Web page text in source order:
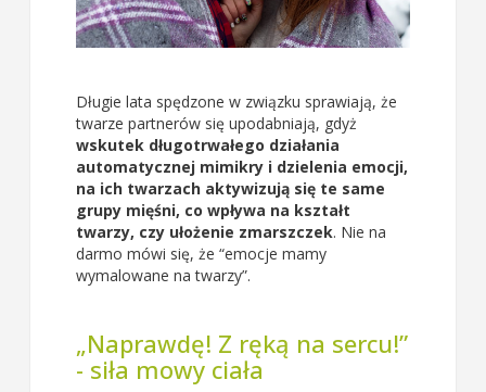
Długie lata spędzone w związku sprawiają, że
twarze partnerów się upodabniają, gdyż
wskutek długotrwałego działania
automatycznej mimikry i dzielenia emocji,
na ich twarzach aktywizują się te same
grupy mięśni, co wpływa na kształt
twarzy, czy ułożenie zmarszczek. Nie na
darmo mówi się, że “emocje mamy
wymalowane na twarzy”.
„Naprawdę! Z ręką na sercu!”
- siła mowy ciała